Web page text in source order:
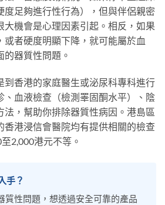
度足夠進行性行為），但與伴侶親密
大機會是心理因素引起。相反，如果
或者硬度明顯下降，就可能屬於血
器質性問題。
到香港的家庭醫生或泌尿科專科進行
、血液檢查（檢測睪固酮水平）、陰
法，幫助你排除器質性病因。港島區
香港浸信會醫院均有提供相關的檢查
2,000港元不等。
手？
質性問題，想透過安全可靠的產品